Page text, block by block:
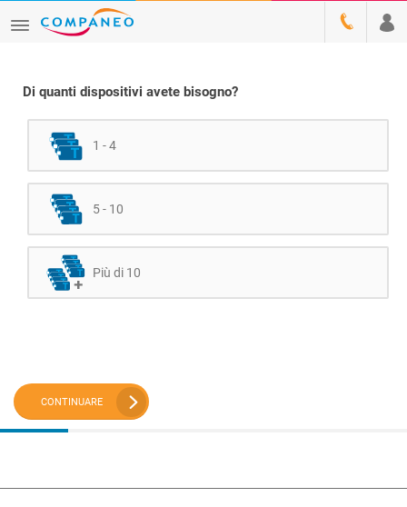
Di quanti dispositivi avete bisogno?
1 - 4
5 - 10
Più di 10
CONTINUARE